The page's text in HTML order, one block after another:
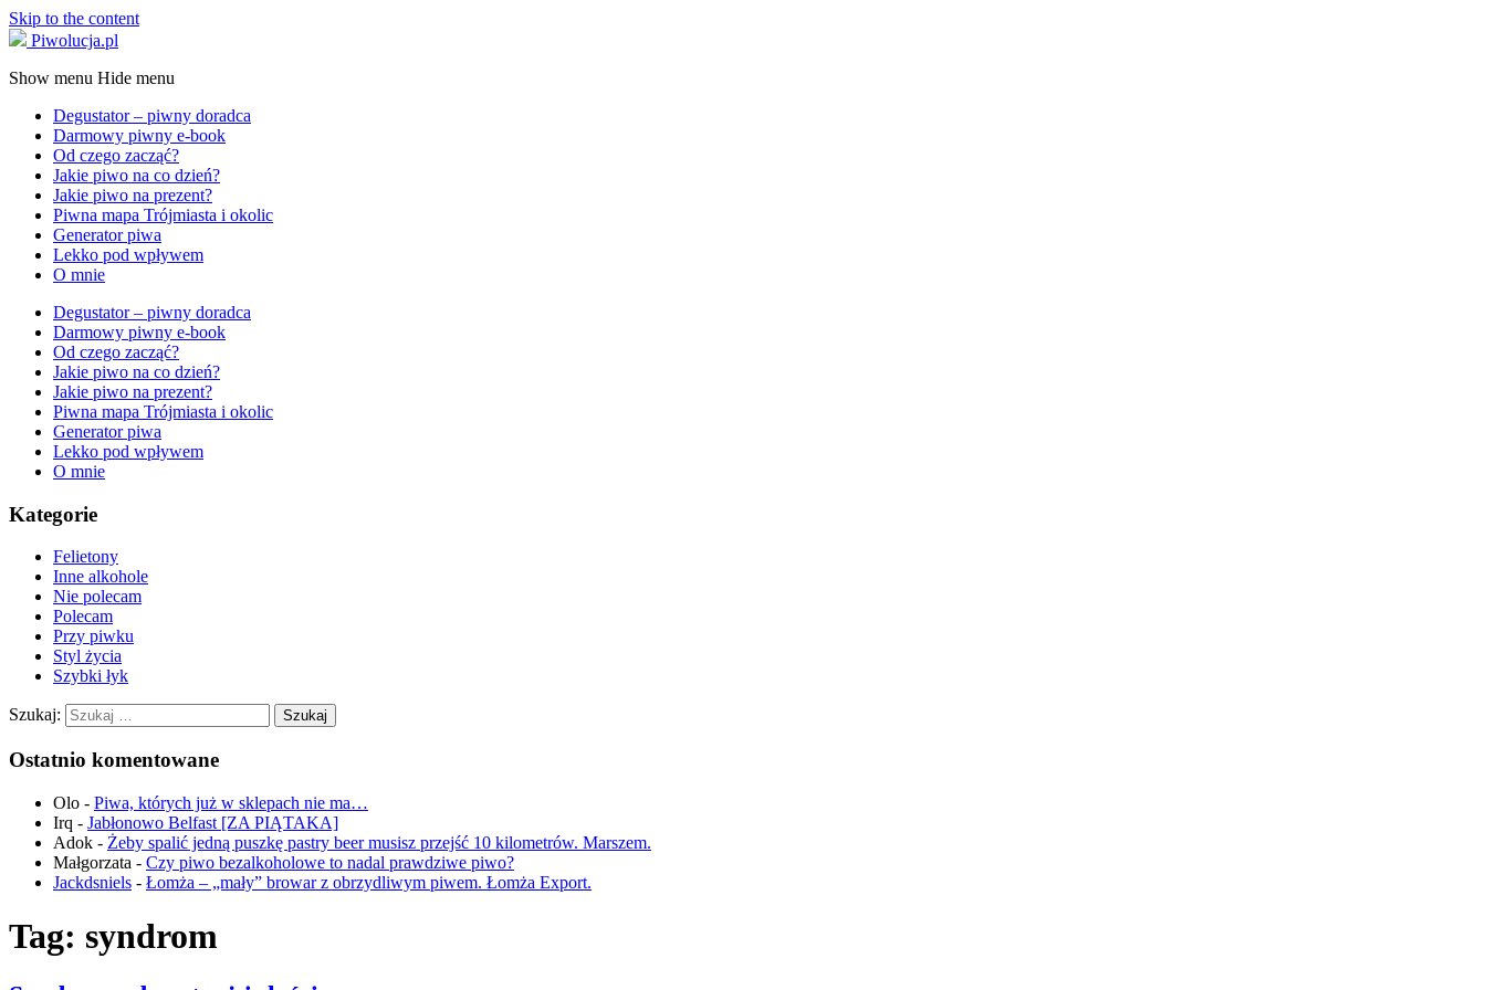
Skip to the content
Piwolucja.pl
Show menu Hide menu
Degustator – piwny doradca
Darmowy piwny e-book
Od czego zacząć?
Jakie piwo na co dzień?
Jakie piwo na prezent?
Piwna mapa Trójmiasta i okolic
Generator piwa
Lekko pod wpływem
O mnie
Degustator – piwny doradca
Darmowy piwny e-book
Od czego zacząć?
Jakie piwo na co dzień?
Jakie piwo na prezent?
Piwna mapa Trójmiasta i okolic
Generator piwa
Lekko pod wpływem
O mnie
Kategorie
Felietony
Inne alkohole
Nie polecam
Polecam
Przy piwku
Styl życia
Szybki łyk
Szukaj:
Ostatnio komentowane
Olo - Piwa, których już w sklepach nie ma…
Irq - Jabłonowo Belfast [ZA PIĄTAKA]
Adok - Żeby spalić jedną puszkę pastry beer musisz przejść 10 kilometrów. Marszem.
Małgorzata - Czy piwo bezalkoholowe to nadal prawdziwe piwo?
Jackdsniels - Łomża – „mały” browar z obrzydliwym piwem. Łomża Export.
Tag: syndrom